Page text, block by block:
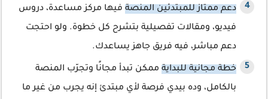
دعم ممتاز للمبتدئين المنصة فيها مركز مساعدة، دروس
فيديو، ومقالات تفصيلية بتشرح كل خطوة. ولو احتجت
دعم مباشر، فيه فريق جاهز يساعدك.
خطة مجانية للبداية ممكن تبدأ مجانًا وتجرّب المنصة
بالكامل، وده بيدي فرصة لأي مبتدئ إنه يجرب من غير ما